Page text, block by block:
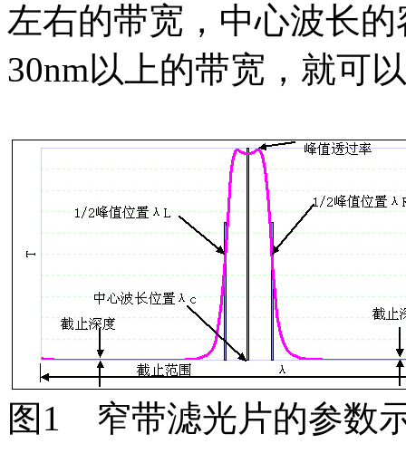
左右的带宽，中心波长
30nm以上的带宽，就可
图1 窄带滤光片的参数